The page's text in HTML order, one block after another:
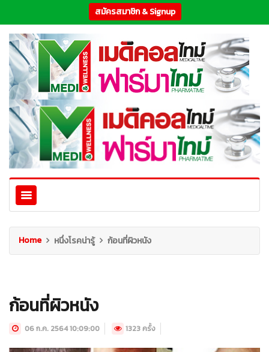
สมัครสมาชิก & Signup
Home หนึ่งโรคน่ารู้ ก้อนที่ผิวหนัง
ก้อนที่ผิวหนัง
06 ก.ค. 2564 10:09:00 1323 ครั้ง